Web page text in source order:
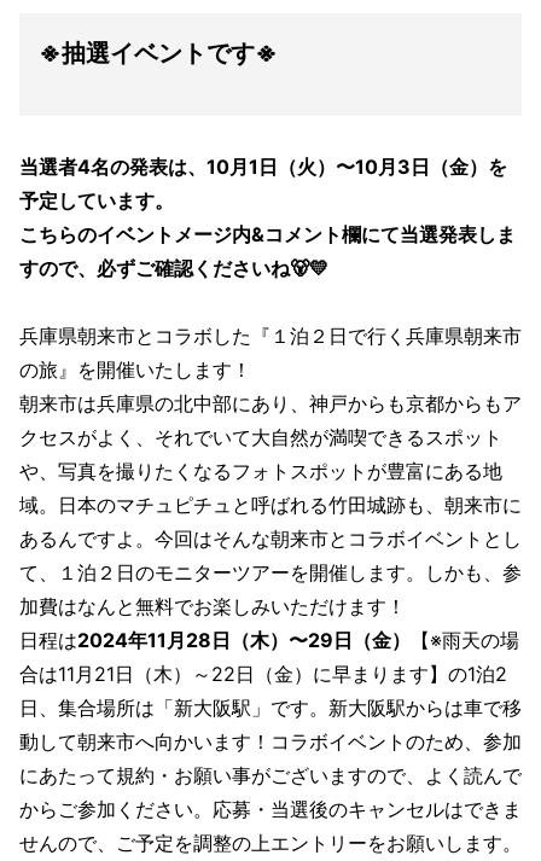
※抽選イベントです※
当選者4名の発表は、10月1日（火）〜10月3日（金）を
予定しています。
こちらのイベントメージ内&コメント欄にて当選発表しま
すので、必ずご確認くださいね🐻💛
兵庫県朝来市とコラボした『１泊２日で行く兵庫県朝来市
の旅』を開催いたします！
朝来市は兵庫県の北中部にあり、神戸からも京都からもア
クセスがよく、それでいて大自然が満喫できるスポット
や、写真を撮りたくなるフォトスポットが豊富にある地
域。日本のマチュピチュと呼ばれる竹田城跡も、朝来市に
あるんですよ。今回はそんな朝来市とコラボイベントとし
て、１泊２日のモニターツアーを開催します。しかも、参
加費はなんと無料でお楽しみいただけます！
日程は2024年11月28日（木）〜29日（金）
【※雨天の場
合は11月21日（木）～22日（金）に早まります】の1泊2
日、集合場所は「新大阪駅」です。新大阪駅からは車で移
動して朝来市へ向かいます！コラボイベントのため、参加
にあたって規約・お願い事がございますので、よく読んで
からご参加ください。応募・当選後のキャンセルはできま
せんので、ご予定を調整の上エントリーをお願いします。